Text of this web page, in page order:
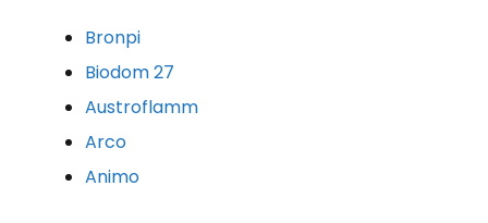
Bronpi
Biodom 27
Austroflamm
Arco
Animo